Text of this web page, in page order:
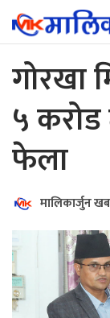
गोरखा
५ करोड
फेला
मालिकार्जुन